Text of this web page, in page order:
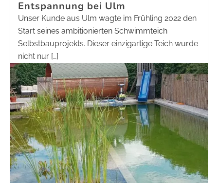
Entspannung bei Ulm
Unser Kunde aus Ulm wagte im Frühling 2022 den
Start seines ambitionierten Schwimmteich
Selbstbauprojekts. Dieser einzigartige Teich wurde
nicht nur […]